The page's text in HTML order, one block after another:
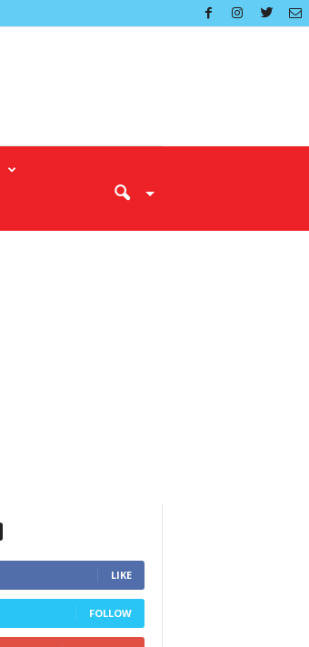
LIKE
FOLLOW